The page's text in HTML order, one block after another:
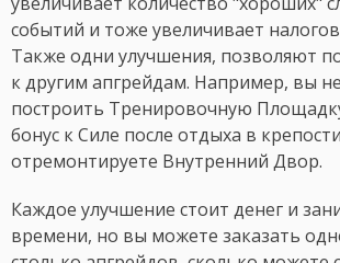
событий и тоже увеличивает
Также одни улучшения, позволяют
к другим апгрейдам. Например, вы
построить Тренировочную
бонус к Силе после отдыха в
отремонтируете Внутренний Двор.
Каждое улучшение стоит денег и
времени, но вы можете заказать